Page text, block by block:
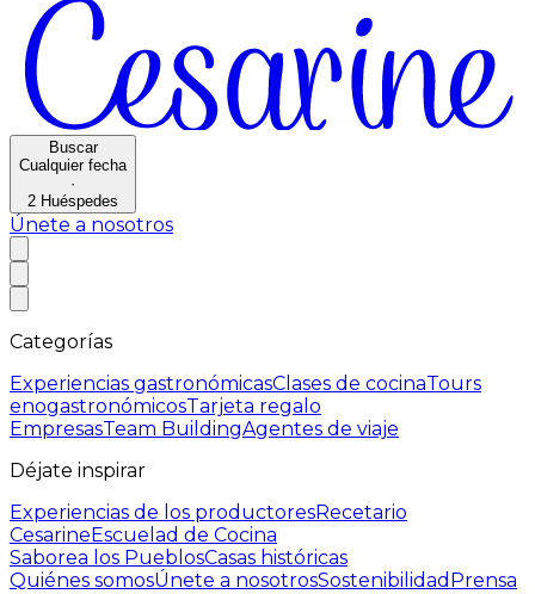
Buscar
Cualquier fecha
·
2 Huéspedes
Únete a nosotros
Categorías
Experiencias gastronómicasClases de cocinaTours
enogastronómicosTarjeta regalo
EmpresasTeam BuildingAgentes de viaje
Déjate inspirar
Experiencias de los productoresRecetario
CesarineEscuelad de Cocina
Saborea los PueblosCasas históricas
Quiénes somosÚnete a nosotrosSostenibilidad Prensa